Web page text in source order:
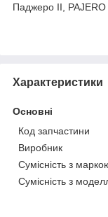
Паджеро ІІ,
Характеристики
Основні
Код запчастини
Виробник
Сумісність з
Сумісність з